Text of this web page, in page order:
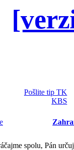
Pošlite tip TK
KBS
spolu, Pán